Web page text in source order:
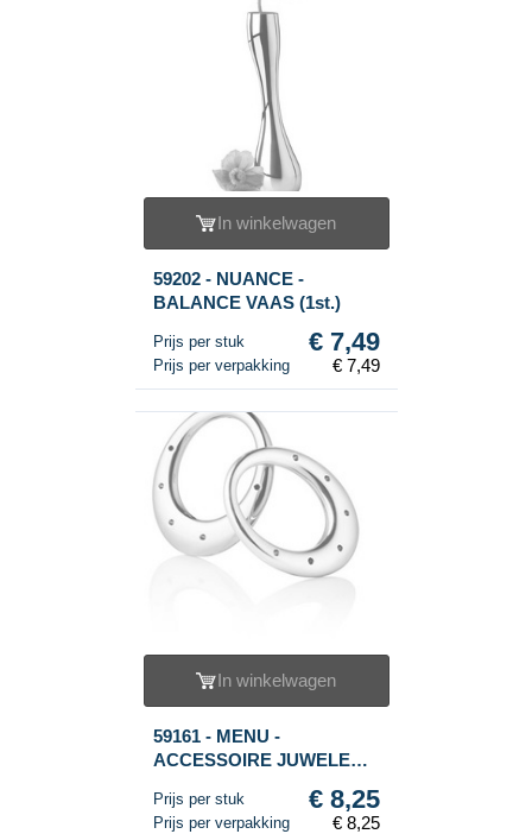
In winkelwagen
59202 - NUANCE -
BALANCE VAAS (1st.)
Prijs per stuk € 7,49
Prijs per verpakking € 7,49
In winkelwagen
59161 - MENU -
ACCESSOIRE JUWELEN
VAN 2 (1set.)
Prijs per stuk € 8,25
Prijs per verpakking € 8,25